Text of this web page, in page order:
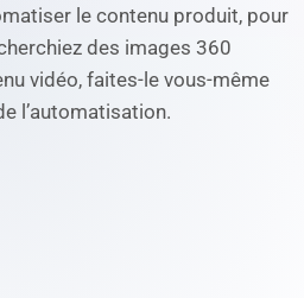
le contenu produit, pour
des images 360
vidéo, faites-le vous-même
l’automatisation.